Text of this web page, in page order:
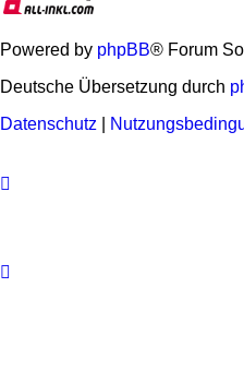
Powered by phpBB® Forum
Deutsche Übersetzung durch
Datenschutz